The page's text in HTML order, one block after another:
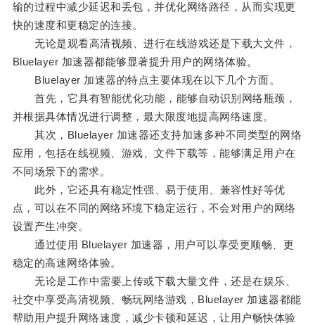
输的过程中减少延迟和丢包，并优化网络路径，从而实现更
快的速度和更稳定的连接。
无论是观看高清视频、进行在线游戏还是下载大文件，
Bluelayer 加速器都能够显著提升用户的网络体验。
Bluelayer 加速器的特点主要体现在以下几个方面。
首先，它具有智能优化功能，能够自动识别网络瓶颈，
并根据具体情况进行调整，最大限度地提高网络速度。
其次，Bluelayer 加速器还支持加速多种不同类型的网络
应用，包括在线视频、游戏、文件下载等，能够满足用户在
不同场景下的需求。
此外，它还具有稳定性强、易于使用、兼容性好等优
点，可以在不同的网络环境下稳定运行，不会对用户的网络
设置产生冲突。
通过使用 Bluelayer 加速器，用户可以享受更顺畅、更
稳定的高速网络体验。
无论是工作中需要上传或下载大量文件，还是在娱乐、
社交中享受高清视频、畅玩网络游戏，Bluelayer 加速器都能
帮助用户提升网络速度，减少卡顿和延迟，让用户畅快体验